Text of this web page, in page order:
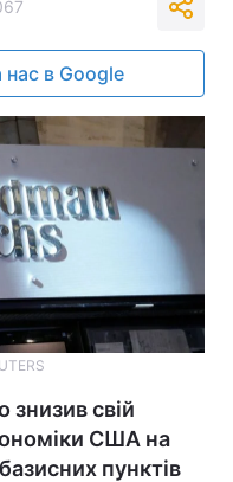
нас в Google
знизив свій
США на
пунктів